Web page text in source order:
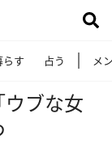
らす 占う メ
ブな女